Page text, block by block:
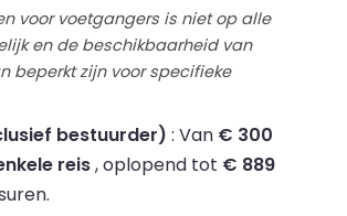
voor voetgangers is niet op alle
en de beschikbaarheid van
beperkt zijn voor specifieke
bestuurder) : Van € 300
reis, oplopend tot € 889